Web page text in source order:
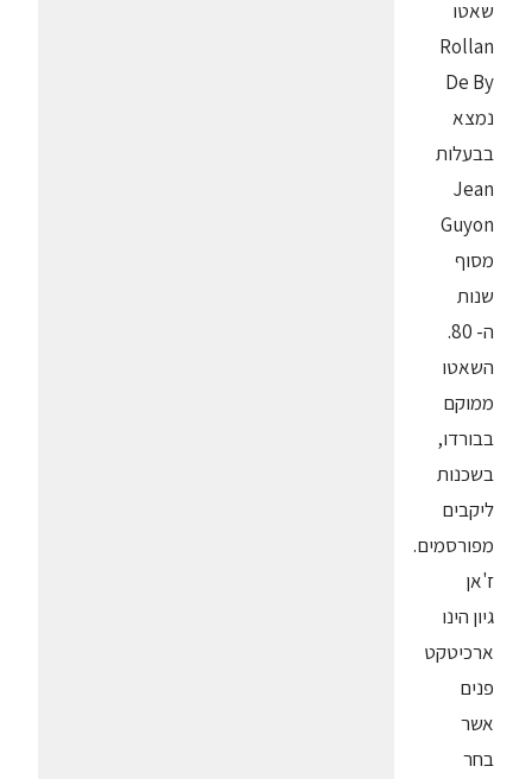
שאטו
Rollan
De By
נמצא
בבעלות
Jean
Guyon
מסוף
שנות
ה- 80.
השאטו
ממוקם
בבורדו,
בשכנות
ליקבים
מפורסמים.
ז'אן
גיון הינו
ארכיטקט
פנים
אשר
בחר